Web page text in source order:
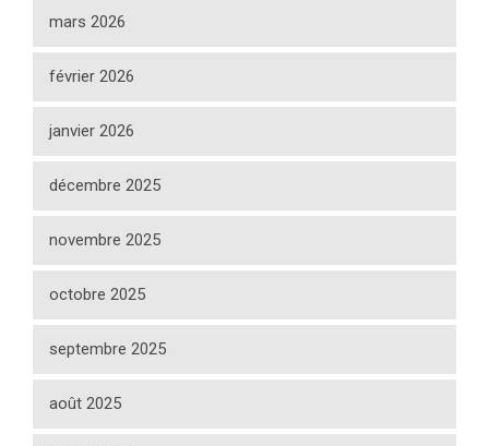
mars 2026
février 2026
janvier 2026
décembre 2025
novembre 2025
octobre 2025
septembre 2025
août 2025